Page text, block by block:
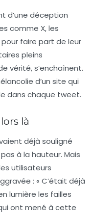
d’une déception
comme X, les
faire part de leur
pleins
vérité, s’enchaînent.
d’un site qui
dans chaque tweet.
là
déjà souligné
à la hauteur. Mais
utilisateurs
: « C’était déjà
lumière les failles
ont mené à cette